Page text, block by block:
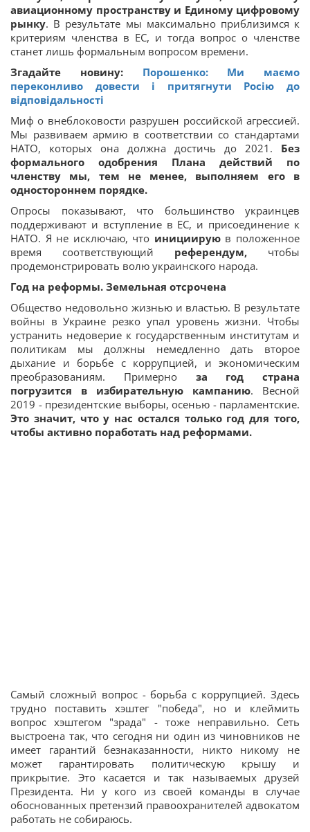
авиационному пространству и Единому цифровому
рынку. В результате мы максимально приблизимся к
критериям членства в ЕС, и тогда вопрос о членстве
станет лишь формальным вопросом времени.
Згадайте новину: Порошенко: Ми маємо
переконливо довести і притягнути Росію до
відповідальності
Миф о внеблоковости разрушен российской агрессией.
Мы развиваем армию в соответствии со стандартами
НАТО, которых она должна достичь до 2021. Без
формального одобрения Плана действий по
членству мы, тем не менее, выполняем его в
одностороннем порядке.
Опросы показывают, что большинство украинцев
поддерживают и вступление в ЕС, и присоединение к
НАТО. Я не исключаю, что инициируюв положенное
время соответствующий референдум, чтобы
продемонстрировать волю украинского народа.
Год на реформы. Земельная отсрочена
Общество недовольно жизнью и властью. В результате
войны в Украине резко упал уровень жизни. Чтобы
устранить недоверие к государственным институтам и
политикам мы должны немедленно дать второе
дыхание и борьбе с коррупцией, и экономическим
преобразованиям. Примерно за год страна
погрузится в избирательную кампанию. Весной
2019 - президентские выборы, осенью - парламентские.
Это значит, что у нас остался только год для того,
чтобы активно поработать над реформами.
Самый сложный вопрос - борьба с коррупцией. Здесь
трудно поставить хэштег "победа", но и клеймить
вопрос хэштегом "зрада" - тоже неправильно. Сеть
выстроена так, что сегодня ни один из чиновников не
имеет гарантий безнаказанности, никто никому не
может гарантировать политическую крышу и
прикрытие. Это касается и так называемых друзей
Президента. Ни у кого из своей команды в случае
обоснованных претензий правоохранителей адвокатом
работать не собираюсь.